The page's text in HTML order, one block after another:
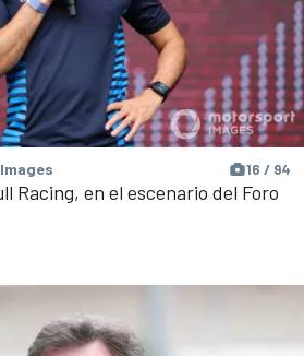
16 / 94
Racing, en el escenario del Foro